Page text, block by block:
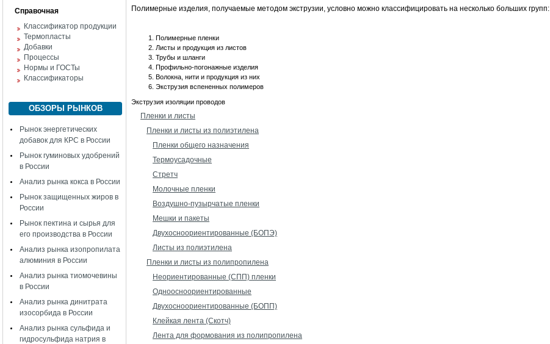
Справочная
Классификатор продукции
Термопласты
Добавки
Процессы
Нормы и ГОСТы
Классификаторы
ОБЗОРЫ РЫНКОВ
Рынок энергетических
добавок для КРС в России
Рынок гуминовых удобрений
в России
Анализ рынка кокса в России
Рынок защищенных жиров в
России
Рынок пектина и сырья для
его производства в России
Анализ рынка изопропилата
алюминия в России
Анализ рынка тиомочевины
в России
Анализ рынка динитрата
изосорбида в России
Анализ рынка сульфида и
гидросульфида натрия в
Полимерные изделия, получаемые методом экструзии, условно можно классифицировать на несколько больших групп:
Полимерные пленки
Листы и продукция из листов
Трубы и шланги
Профильно-погонажные изделия
Волокна, нити и продукция из них
Экструзия вспененных полимеров
Экструзия изоляции проводов
Пленки и листы
Пленки и листы из полиэтилена
Пленки общего назначения
Термоусадочные
Стретч
Молочные пленки
Воздушно-пузырчатые пленки
Мешки и пакеты
Двухосноориентированные (БОПЭ)
Листы из полиэтилена
Пленки и листы из полипропилена
Неориентированные (СПП) пленки
Одноосноориентированные
Двухосноориентированные (БОПП)
Клейкая лента (Скотч)
Лента для формования из полипропилена